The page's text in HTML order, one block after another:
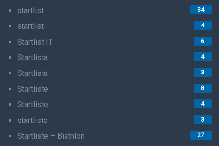
startlist 34
startlist 4
Startlist IT 6
Startlista 4
Startlista 3
Startliste 8
Startliste 4
startliste 3
Startliste – Biathlon 27